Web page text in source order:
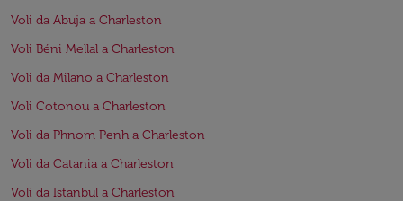
Voli da Abuja a Charleston
Voli Béni Mellal a Charleston
Voli da Milano a Charleston
Voli Cotonou a Charleston
Voli da Phnom Penh a Charleston
Voli da Catania a Charleston
Voli da Istanbul a Charleston